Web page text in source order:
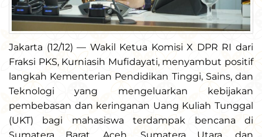
Jakarta (12/12) — Wakil Ketua Komisi X DPR RI dari
Fraksi PKS, Kurniasih Mufidayati, menyambut positif
langkah Kementerian Pendidikan Tinggi, Sains, dan
Teknologi yang mengeluarkan kebijakan
pembebasan dan keringanan Uang Kuliah Tunggal
(UKT) bagi mahasiswa terdampak bencana di